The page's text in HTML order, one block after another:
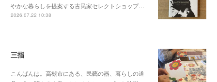
やかな暮らしを提案する古民家セレクトショップ…
2026.07.22 10:38
三指
こんばんは。高槻市にある、民藝の器、暮らしの道